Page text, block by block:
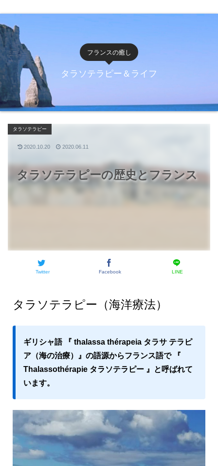
フランスの癒し
タラソテラピー＆ライフ
タラソテラピーの歴史とフランス
タラソテラピー
Twitter Facebook LINE
2020.10.20 2020.06.11
タラソテラピー（海洋療法）
ギリシャ語 『 thalassa thérapeia タラサ テラピ
ア（海の治療）』の語源からフランス語で 『
Thalassothérapie タラソテラピー 』と呼ばれて
います。